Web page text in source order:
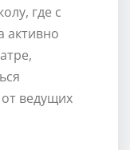
где с
активно
ведущих